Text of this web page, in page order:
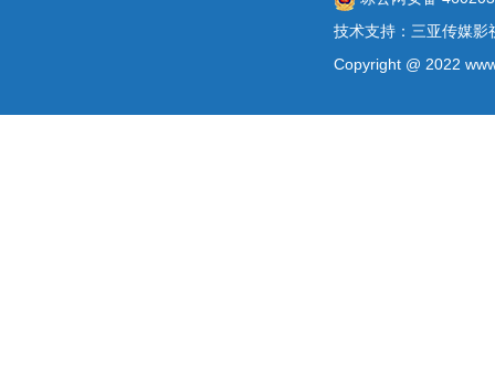
技术支持：三亚传媒影
Copyright @ 2022